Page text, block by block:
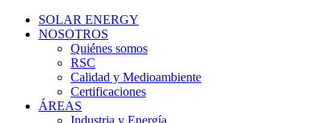
SOLAR ENERGY
NOSOTROS
Quiénes somos
RSC
Calidad y Medioambiente
Certificaciones
ÁREAS
Industria y Energía